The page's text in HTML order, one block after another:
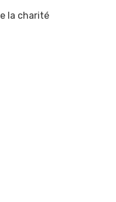
la charité